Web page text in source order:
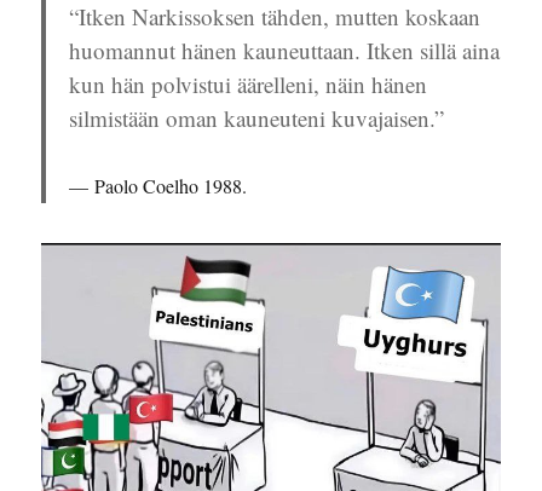
“Itken Narkissoksen tähden, mutten koskaan
huomannut hänen kauneuttaan. Itken sillä aina
kun hän polvistui äärelleni, näin hänen
silmistään oman kauneuteni kuvajaisen.”
Paolo Coelho 1988.